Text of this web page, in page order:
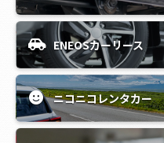
ENEOSカーリース
ニコニコレンタカー